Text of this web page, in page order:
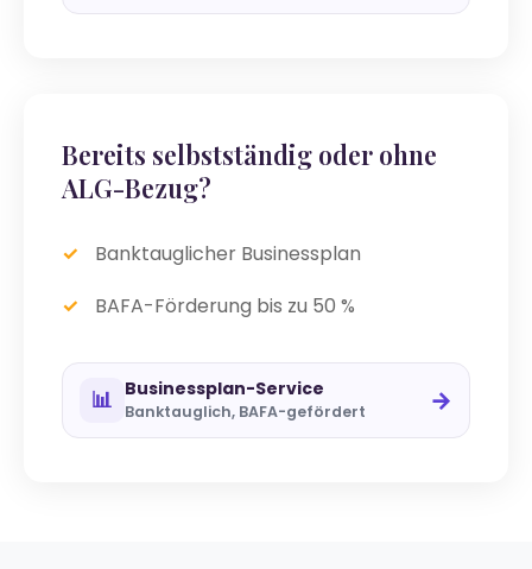
Bereits selbstständig oder ohne
ALG-Bezug?
Banktauglicher Businessplan
BAFA-Förderung bis zu 50 %
📊 Businessplan-Service
Banktauglich, BAFA-gefördert →